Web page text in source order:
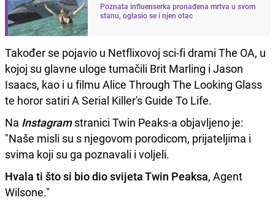
Poznata influenserka pronađena mrtva u svom
stanu, oglasio se i njen otac
Također se pojavio u Netflixovoj sci-fi drami The OA, u
kojoj su glavne uloge tumačili Brit Marling i Jason
Isaacs, kao i u filmu Alice Through The Looking Glass
te horor satiri A Serial Killer's Guide To Life.
Na Instagram stranici Twin Peaks-a objavljeno je:
"Naše misli su s njegovom porodicom, prijateljima i
svima koji su ga poznavali i voljeli.
Hvala ti što si bio dio svijeta Twin Peaksa, Agent
Wilsone."